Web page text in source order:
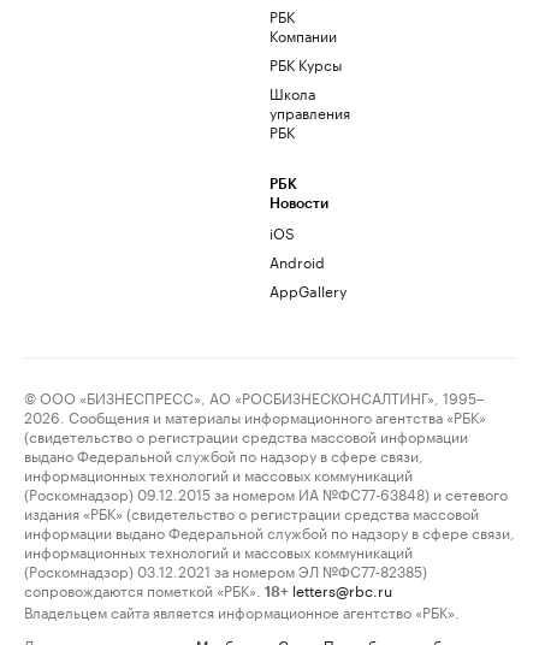
РБК
Компании
РБК Курсы
Школа
управления
РБК
РБК
Новости
iOS
Android
AppGallery
© ООО «БИЗНЕСПРЕСС», АО «РОСБИЗНЕСКОНСАЛТИНГ», 1995–
2026. Сообщения и материалы информационного агентства «РБК»
(свидетельство о регистрации средства массовой информации
выдано Федеральной службой по надзору в сфере связи,
информационных технологий и массовых коммуникаций
(Роскомнадзор) 09.12.2015 за номером ИА №ФС77-63848) и сетевого
издания «РБК» (свидетельство о регистрации средства массовой
информации выдано Федеральной службой по надзору в сфере связи,
информационных технологий и массовых коммуникаций
(Роскомнадзор) 03.12.2021 за номером ЭЛ №ФС77-82385)
сопровождаются пометкой «РБК».
18+ letters@rbc.ru
Владельцем сайта является информационное агентство «РБК».